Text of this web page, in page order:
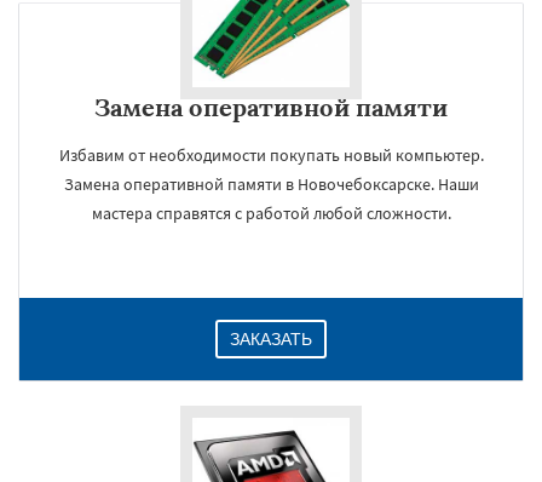
Замена оперативной памяти
Избавим от необходимости покупать новый компьютер.
Замена оперативной памяти в Новочебоксарске. Наши
мастера справятся с работой любой сложности.
ЗАКАЗАТЬ